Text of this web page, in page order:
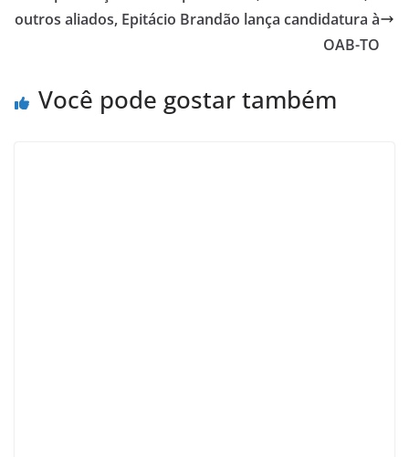
outros aliados, Epitácio Brandão lança candidatura à
OAB-TO
Você pode gostar também